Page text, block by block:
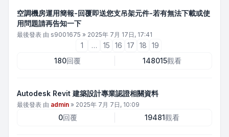
空調機房運用簡報-回覆即送您支吊架元件-若有無法下載或使
用問題請再告知一下
最後發表 由 s9001675 » 2025年 7月 17日, 17:41
1 … 15 16 17 18
19
180回覆 148015觀看
Autodesk Revit 建築設計專業認證相關資料
最後發表 由 admin » 2025年 7月 7日, 10:09
0回覆 19481觀看